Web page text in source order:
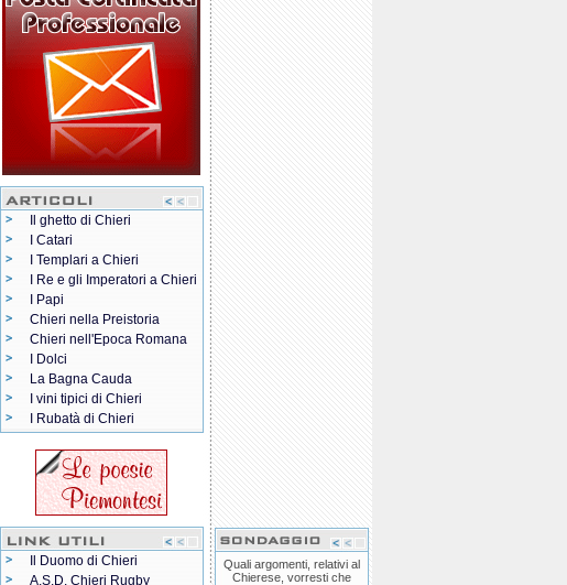
Il ghetto di Chieri
I Catari
I Templari a Chieri
I Re e gli Imperatori a Chieri
I Papi
Chieri nella Preistoria
Chieri nell'Epoca Romana
I Dolci
La Bagna Cauda
I vini tipici di Chieri
I Rubatà di Chieri
Il Duomo di Chieri
A.S.D. Chieri Rugby
Quali argomenti, relativi al
Chierese, vorresti che